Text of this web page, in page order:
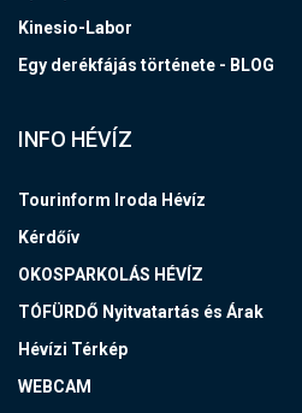
Kinesio-Labor
Egy derékfájás története - BLOG
INFO HÉVÍZ
Tourinform Iroda Hévíz
Kérdőív
OKOSPARKOLÁS HÉVÍZ
TÓFÜRDŐ Nyitvatartás és Árak
Hévízi Térkép
WEBCAM